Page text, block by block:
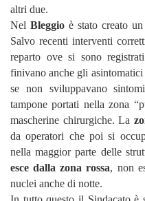
altri due.
Nel Bleggio è stato creato
Salvo recenti interventi
reparto ove si sono
finivano anche gli
se non sviluppavano
tampone portati nella zona
mascherine chirurgiche. La
da operatori che poi si
nella maggior parte delle
esce dalla zona rossa, non
nuclei anche di notte.